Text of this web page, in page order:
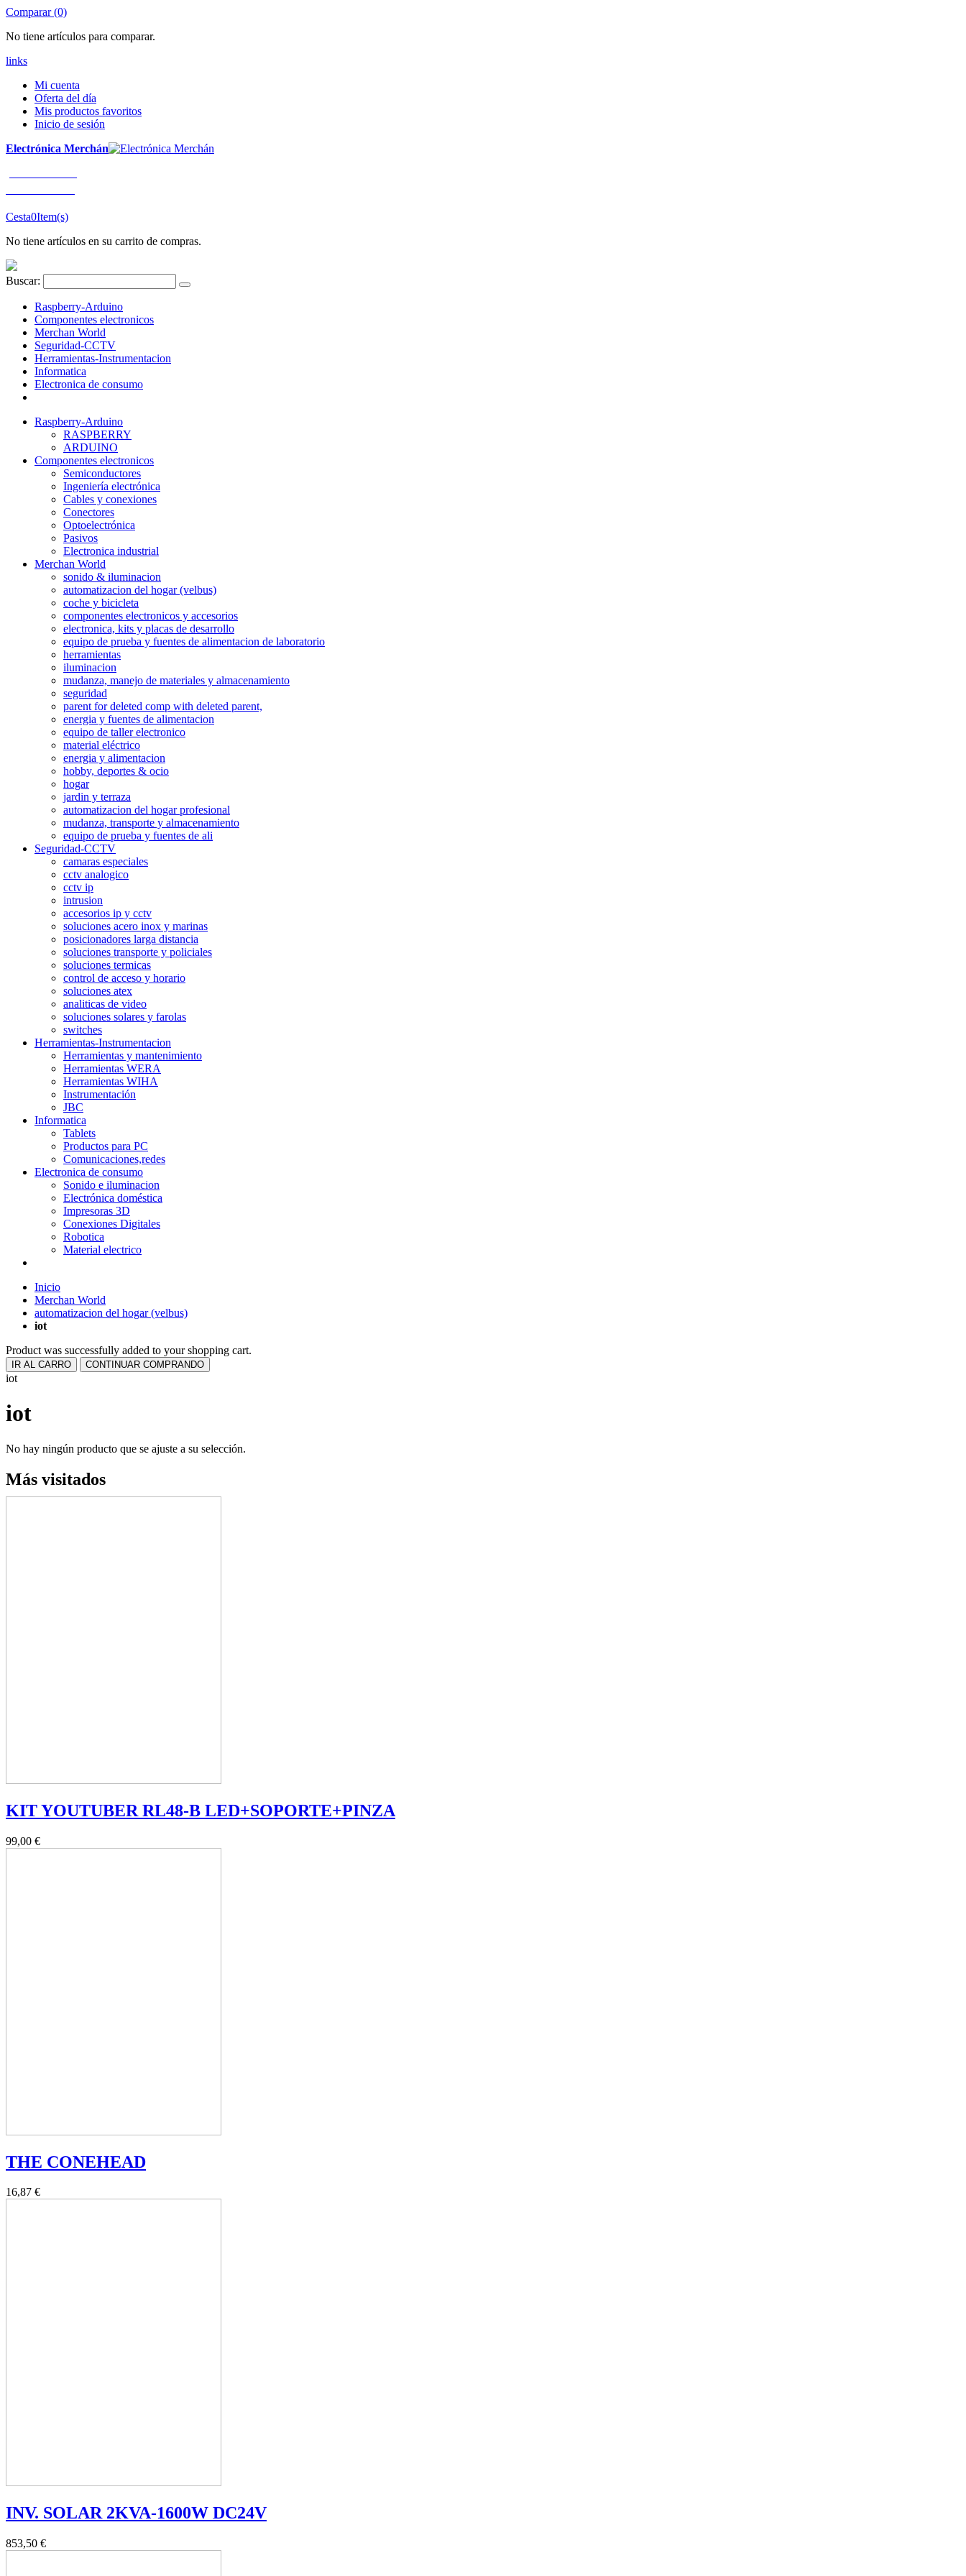
Comparar (0)
No tiene artículos para comparar.
links
Mi cuenta
Oferta del día
Mis productos favoritos
Inicio de sesión
Electrónica Merchán
Cesta0Item(s)
No tiene artículos en su carrito de compras.
Buscar:
Raspberry-Arduino
Componentes electronicos
Merchan World
Seguridad-CCTV
Herramientas-Instrumentacion
Informatica
Electronica de consumo
Raspberry-Arduino
RASPBERRY
ARDUINO
Componentes electronicos
Semiconductores
Ingeniería electrónica
Cables y conexiones
Conectores
Optoelectrónica
Pasivos
Electronica industrial
Merchan World
sonido & iluminacion
automatizacion del hogar (velbus)
coche y bicicleta
componentes electronicos y accesorios
electronica, kits y placas de desarrollo
equipo de prueba y fuentes de alimentacion de laboratorio
herramientas
iluminacion
mudanza, manejo de materiales y almacenamiento
seguridad
parent for deleted comp with deleted parent,
energia y fuentes de alimentacion
equipo de taller electronico
material eléctrico
energia y alimentacion
hobby, deportes & ocio
hogar
jardin y terraza
automatizacion del hogar profesional
mudanza, transporte y almacenamiento
equipo de prueba y fuentes de ali
Seguridad-CCTV
camaras especiales
cctv analogico
cctv ip
intrusion
accesorios ip y cctv
soluciones acero inox y marinas
posicionadores larga distancia
soluciones transporte y policiales
soluciones termicas
control de acceso y horario
soluciones atex
analiticas de video
soluciones solares y farolas
switches
Herramientas-Instrumentacion
Herramientas y mantenimiento
Herramientas WERA
Herramientas WIHA
Instrumentación
JBC
Informatica
Tablets
Productos para PC
Comunicaciones,redes
Electronica de consumo
Sonido e iluminacion
Electrónica doméstica
Impresoras 3D
Conexiones Digitales
Robotica
Material electrico
Inicio
Merchan World
automatizacion del hogar (velbus)
iot
Product was successfully added to your shopping cart.
IR AL CARRO CONTINUAR COMPRANDO
iot
iot
No hay ningún producto que se ajuste a su selección.
Más visitados
KIT YOUTUBER RL48-B LED+SOPORTE+PINZA
99,00 €
THE CONEHEAD
16,87 €
INV. SOLAR 2KVA-1600W DC24V
853,50 €